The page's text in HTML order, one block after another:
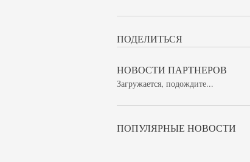
ПОДЕЛИТЬСЯ
НОВОСТИ ПАРТНЕРОВ
Загружается, подождите...
ПОПУЛЯРНЫЕ НОВОСТИ